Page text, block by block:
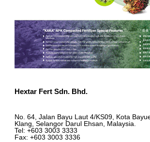
Hextar Fert Sdn. Bhd.
No. 64, Jalan Bayu Laut 4/KS09, Kota
Klang, Selangor Darul Ehsan, Malaysia.
Tel: +603 3003 3333
Fax: +603 3003 3336